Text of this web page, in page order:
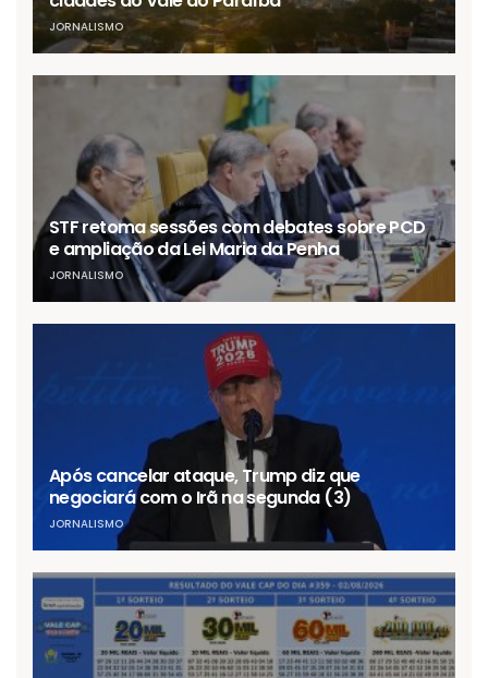
JORNALISMO
STF retoma sessões com debates sobre PCD
e ampliação da Lei Maria da Penha
JORNALISMO
Após cancelar ataque, Trump diz que
negociará com o Irã na segunda (3)
JORNALISMO